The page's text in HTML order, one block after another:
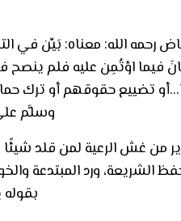
رحمه الله: معناه: بَيِّن في
فيما اؤتُمِن عليه فلم ينصح
تضييع حقوقهم أو ترك
وسلَّم
من غش الرعية لمن قلد
الشريعة، ورد المبتدعة